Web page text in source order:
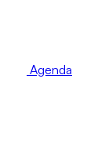
Agenda